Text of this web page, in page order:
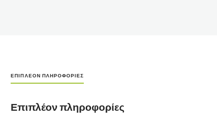
ΕΠΙΠΛΈΟΝ ΠΛΗΡΟΦΟΡΊΕΣ
Επιπλέον πληροφορίες